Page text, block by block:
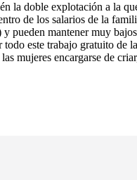
la doble explotación a la
de los salarios de la
pueden mantener muy
este trabajo gratuito de
mujeres encargarse de